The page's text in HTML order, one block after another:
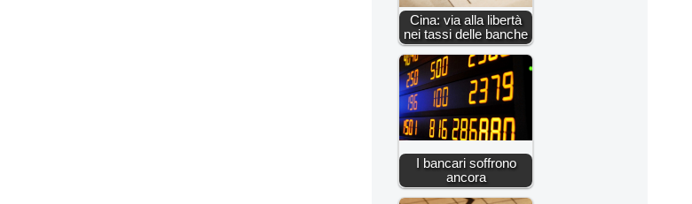
Cina: via alla libertà
nei tassi delle banche
I bancari soffrono
ancora